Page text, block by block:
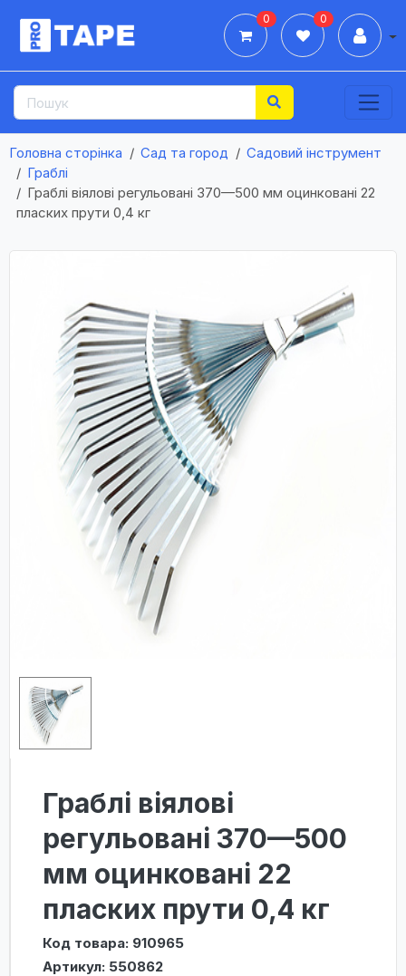
0 0
Головна сторінка Сад та город
Садовий інструмент
Граблі
Граблі віялові регульовані 370—500 мм оцинковані 22
пласких прути 0,4 кг
Граблі віялові
регульовані 370—500
мм оцинковані 22
пласких прути 0,4 кг
Код товара: 910965
Артикул: 550862